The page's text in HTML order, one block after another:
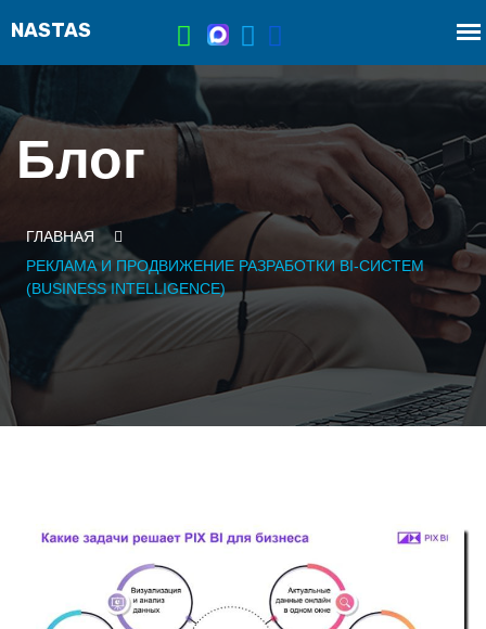
Блог
ГЛАВНАЯ
РЕКЛАМА И ПРОДВИЖЕНИЕ РАЗРАБОТКИ BI-СИСТЕМ
(BUSINESS INTELLIGENCE)